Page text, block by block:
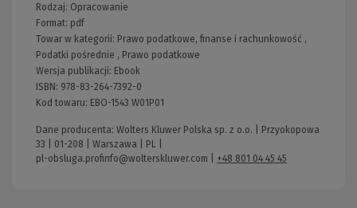
Rodzaj: Opracowanie
Format: pdf
Towar w kategorii: Prawo podatkowe, finanse i rachunkowość ,
Podatki pośrednie , Prawo podatkowe
Wersja publikacji: Ebook
ISBN: 978-83-264-7392-0
Kod towaru: EBO-1543 W01P01
Dane producenta: Wolters Kluwer Polska sp. z o.o. | Przyokopowa
33 | 01-208 | Warszawa | PL |
pl-obsluga.profinfo@wolterskluwer.com
+48 801 04 45 45